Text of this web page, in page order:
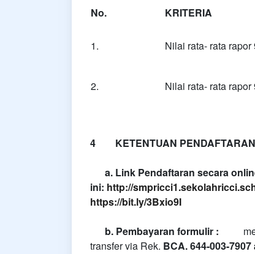
No.
KRITERIA
1. Nilai rata- rata rapor
2. Nilai rata- rata rapor
4 KETENTUAN PENDAFTARAN
a. Link Pendaftaran secara
ini: http://
https://bit.ly/3Bxio9I
b. Pembayaran formulir :
transfer via Rek. BCA. 644-003-